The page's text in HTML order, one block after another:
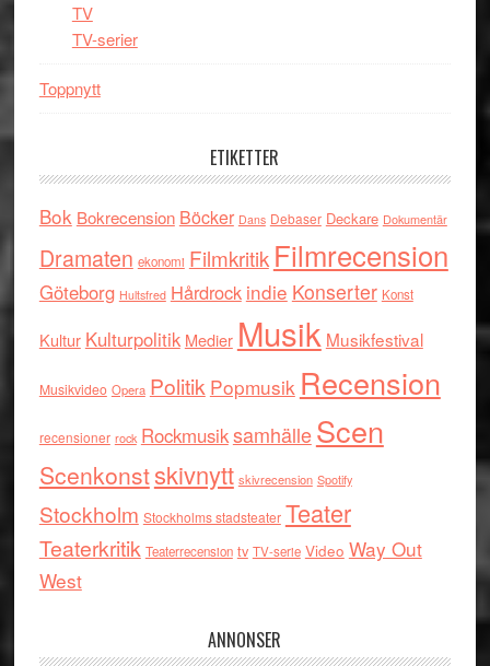
TV
TV-serier
Toppnytt
ETIKETTER
Bok Bokrecension Böcker Dans Debaser Deckare Dokumentär
Dramaten ekonomi Filmkritik Filmrecension
Göteborg Hultsfred Hårdrock indie Konserter Konst
Kultur Kulturpolitik Medier Musik Musikfestival
Musikvideo Opera Politik Popmusik Recension
recensioner rock RockmusiksamhälleScen
Scenkonstskivnytt skivrecension Spotify
Stockholm Stockholms stadsteater Teater
Teaterkritik Teaterrecension tv TV-serie Video Way Out
West
ANNONSER